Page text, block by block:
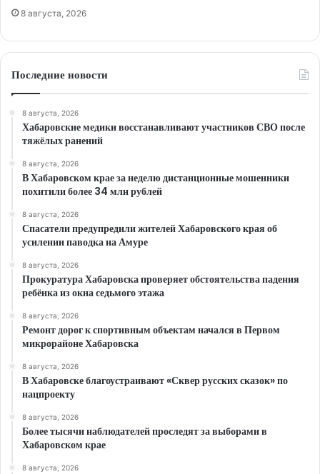
8 августа, 2026
Последние новости
8 августа, 2026
Хабаровские медики восстанавливают участников СВО после
тяжёлых ранений
8 августа, 2026
В Хабаровском крае за неделю дистанционные мошенники
похитили более 34 млн рублей
8 августа, 2026
Спасатели предупредили жителей Хабаровского края об
усилении паводка на Амуре
8 августа, 2026
Прокуратура Хабаровска проверяет обстоятельства падения
ребёнка из окна седьмого этажа
8 августа, 2026
Ремонт дорог к спортивным объектам начался в Первом
микрорайоне Хабаровска
8 августа, 2026
В Хабаровске благоустраивают «Сквер русских сказок» по
нацпроекту
8 августа, 2026
Более тысячи наблюдателей проследят за выборами в
Хабаровском крае
8 августа, 2026